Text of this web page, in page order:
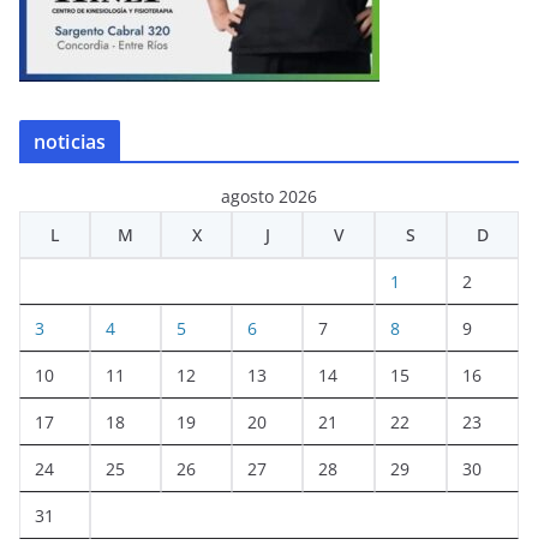
noticias
agosto 2026
L
M X J V S D
1 2
3 4 5 6 7 8 9
10 11 12 13 14 15 16
17 18 19 20 21 22 23
24 25 26 27 28 29 30
31